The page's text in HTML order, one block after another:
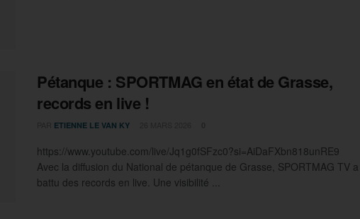
Pétanque : SPORTMAG en état de Grasse,
records en live !
ETIENNE LE VAN KY
https://www.youtube.com/live/Jq1g0fSFzc0?si=AiDaFXbn818unRE9
Avec la diffusion du National de pétanque de Grasse, SPORTMAG TV a
battu des records en live. Une visibilité ...